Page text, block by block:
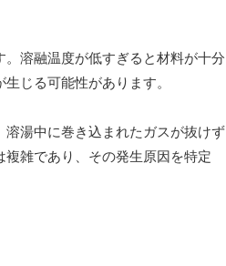
溶融温度が低すぎると材料が十分
じる可能性があります。
湯中に巻き込まれたガスが抜けず
雑であり、その発生原因を特定